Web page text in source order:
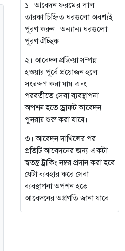
১। আবেদন ফরমের লাল
তারকা চিহ্নিত ঘরগুলো অবশ্যই
পূরণ করুন। অন্যান্য ঘরগুলো
পূরণ ঐচ্ছিক।
২। আবেদন প্রক্রিয়া সম্পন্ন
হওয়ার পূর্বে প্রয়োজন হলে
সংরক্ষণ করা যায় এবং
পরবর্তীতে সেবা ব্যবস্থাপনা
অপশন হতে ড্রাফট আবেদন
পুনরায় শুরু করা যাবে।
৩। আবেদন দাখিলের পর
প্রতিটি আবেদনের জন্য একটা
স্বতন্ত্র ট্রাকিং নম্বর প্রদান করা হবে
যেটা ব্যবহার করে সেবা
ব্যবস্থাপনা অপশন হতে
আবেদনের অগ্রগতি জানা যাবে।